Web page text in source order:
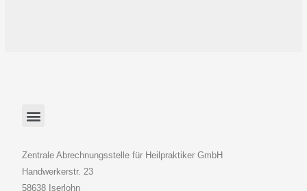
Zentrale Abrechnungsstelle für Heilpraktiker GmbH
Handwerkerstr. 23
58638 Iserlohn